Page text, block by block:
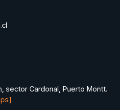
sector Cardonal, Puerto Montt.